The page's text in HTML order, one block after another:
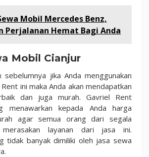
Mobil Mercedes Benz,
Perjalanan Hemat Bagi Anda
Mobil Cianjur
sebelumnya jika Anda menggunakan
ini maka Anda akan mendapatkan
dan juga murah. Gavriel Rent
menawarkan kepada Anda harga
agar semua orang dari segala
layanan dari jasa ini.
tidak banyak dimiliki oleh jasa sewa